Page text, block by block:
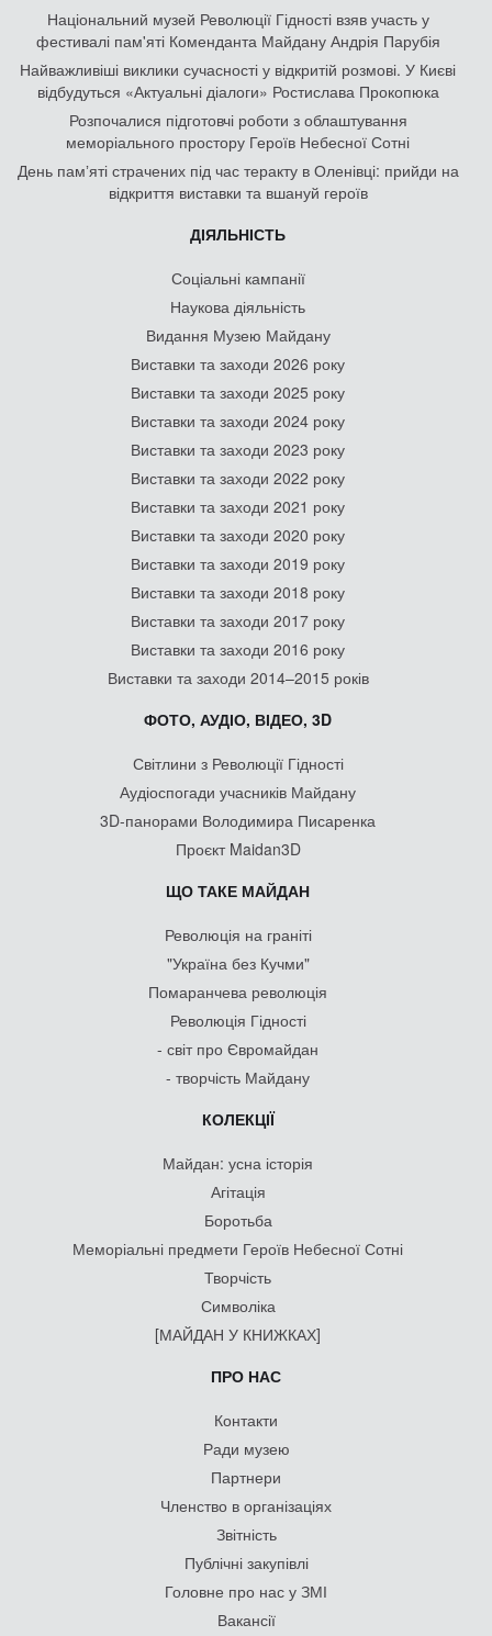
Національний музей Революції Гідності взяв участь у
фестивалі пам'яті Коменданта Майдану Андрія Парубія
Найважливіші виклики сучасності у відкритій розмові. У Києві
відбудуться «Актуальні діалоги» Ростислава Прокопюка
Розпочалися підготовчі роботи з облаштування
меморіального простору Героїв Небесної Сотні
День памʼяті страчених під час теракту в Оленівці: прийди на
відкриття виставки та вшануй героїв
ДІЯЛЬНІСТЬ
Соціальні кампанії
Наукова діяльність
Видання Музею Майдану
Виставки та заходи 2026 року
Виставки та заходи 2025 року
Виставки та заходи 2024 року
Виставки та заходи 2023 року
Виставки та заходи 2022 року
Виставки та заходи 2021 року
Виставки та заходи 2020 року
Виставки та заходи 2019 року
Виставки та заходи 2018 року
Виставки та заходи 2017 року
Виставки та заходи 2016 року
Виставки та заходи 2014–2015 років
ФОТО, АУДІО, ВІДЕО, 3D
Світлини з Революції Гідності
Аудіоспогади учасників Майдану
3D-панорами Володимира Писаренка
Проєкт Maidan3D
ЩО ТАКЕ МАЙДАН
Революція на граніті
"Україна без Кучми"
Помаранчева революція
Революція Гідності
- світ про Євромайдан
- творчість Майдану
КОЛЕКЦІЇ
Майдан: усна історія
Агітація
Боротьба
Меморіальні предмети Героїв Небесної Сотні
Творчість
Символіка
[МАЙДАН У КНИЖКАХ]
ПРО НАС
Контакти
Ради музею
Партнери
Членство в організаціях
Звітність
Публічні закупівлі
Головне про нас у ЗМІ
Вакансії